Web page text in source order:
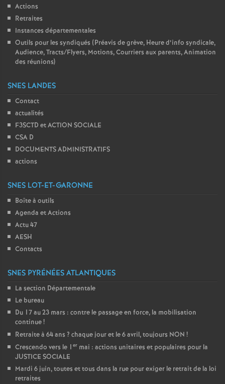
Actions
Retraites
Instances départementales
Outils pour les syndiqués (Préavis de grève, Heure d’info syndicale,
Audience, Tracts/Flyers, Motions, Courriers aux parents, Animation
des réunions)
SNES LANDES
Contact
actualités
F3SCTD et ACTION SOCIALE
CSA D
DOCUMENTS ADMINISTRATIFS
actions
SNES LOT-ET-GARONNE
Boîte à outils
Agenda et Actions
Actu 47
AESH
Contacts
SNES PYRÉNÉES ATLANTIQUES
La section Départementale
Le bureau
Du 17 au 23 mars : contre le passage en force, la mobilisation
continue!
Retraite à 64 ans ? chaque jour et le 6 avril, toujours NON !
Crescendo vers le 1 er mai : actions unitaires et populaires pour la
JUSTICE SOCIALE
Mardi 6 juin, toutes et tous dans la rue pour exiger le retrait de la loi
retraites